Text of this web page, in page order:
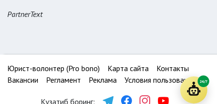
PartnerText
Юрист-волонтер (Pro bono) Карта сайта
Контакты
Вакансии
Регламент Реклама Условия пользования
Кузатиб боринг:
24/7